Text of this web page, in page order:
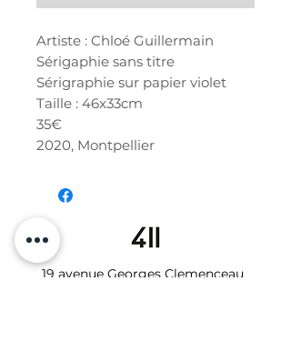
Artiste : Chloé Guillermain
Sérigaphie sans titre
Sérigraphie sur papier violet
Taille : 46x33cm
35€
2020, Montpellier
19 avenue Georges Clemenceau